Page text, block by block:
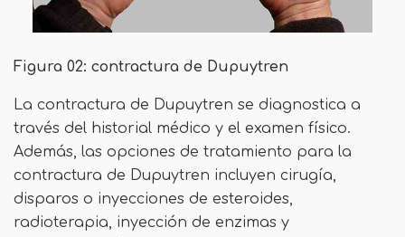
Figura 02: contractura de Dupuytren
La contractura de Dupuytren se diagnostica a
través del historial médico y el examen físico.
Además, las opciones de tratamiento para la
contractura de Dupuytren incluyen cirugía,
disparos o inyecciones de esteroides,
radioterapia, inyección de enzimas y